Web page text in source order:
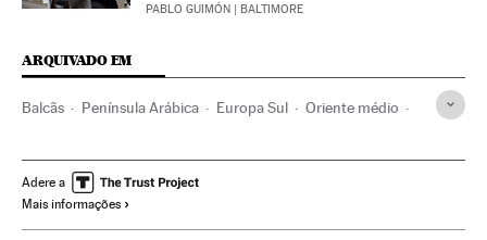
PABLO GUIMÓN | BALTIMORE
ARQUIVADO EM
Balcãs Península Arábica Europa Sul Oriente médio
Mike Pompeo Jamal Khashoggi
Liberdade imprensa
Adere a
Mais informações